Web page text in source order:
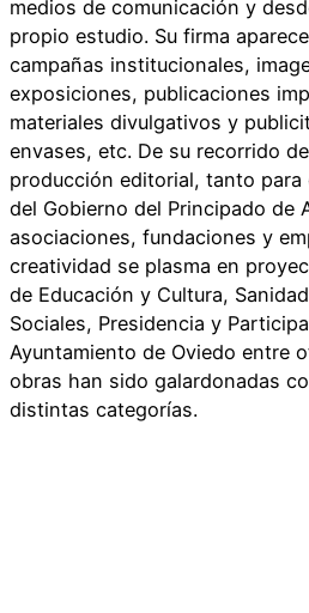
medios de comunicación y
propio estudio. Su firma
campañas institucionales,
exposiciones, publicaciones
materiales divulgativos y
envases, etc. De su recorrido
producción editorial, tanto
del Gobierno del Principado de
asociaciones, fundaciones y
creatividad se plasma en
de Educación y Cultura,
Sociales, Presidencia y
Ayuntamiento de Oviedo entre
obras han sido galardonadas
distintas categorías.